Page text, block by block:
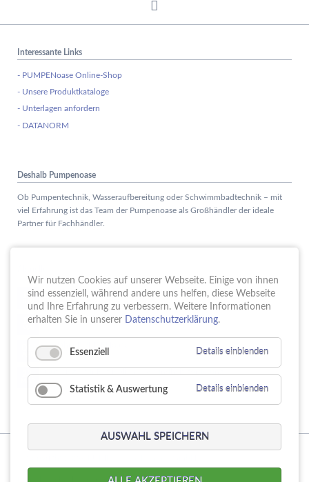
Interessante Links
- PUMPENoase Online-Shop
- Unsere Produktkataloge
- Unterlagen anfordern
- DATANORM
Deshalb Pumpenoase
Ob Pumpentechnik, Wasseraufbereitung oder Schwimmbadtechnik – mit
viel Erfahrung ist das Team der Pumpenoase als Großhändler der ideale
Partner für Fachhändler.
15. Schule trifft Wirtschaft bei der PUMPENoase!
18. Vortrag IT-Sicherheit
16 Jahre PUMPENoase
23.
Datenschutz Impressum AGB
Wir nutzen Cookies auf unserer Webseite. Einige von ihnen
sind essenziell, während andere uns helfen, diese Webseite
und Ihre Erfahrung zu verbessern. Weitere Informationen
erhalten Sie in unserer Datenschutzerklärung.
Essenziell Details einblenden
Statistik & Auswertung Details einblenden
AUSWAHL SPEICHERN